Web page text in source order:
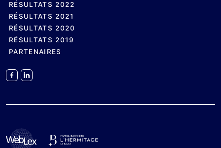
RÉSULTATS 2022
RÉSULTATS 2021
RÉSULTATS 2020
RÉSULTATS 2019
PARTENAIRES